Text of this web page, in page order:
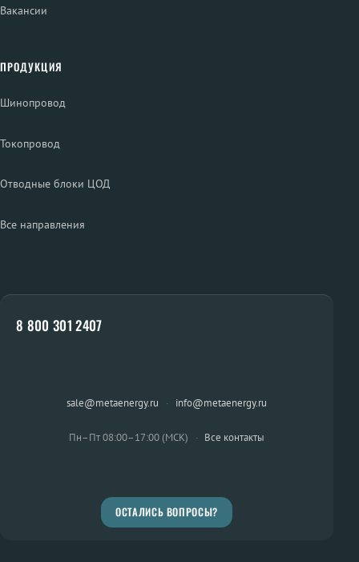
Вакансии
ПРОДУКЦИЯ
Шинопровод
Токопровод
Отводные блоки ЦОД
Все направления
8 800 301 2407
sale@metaenergy.ru · info@metaenergy.ru
Пн–Пт 08:00–17:00 (МСК) · Все контакты
ОСТАЛИСЬ ВОПРОСЫ?